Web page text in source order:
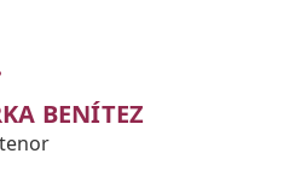
BENÍTEZ